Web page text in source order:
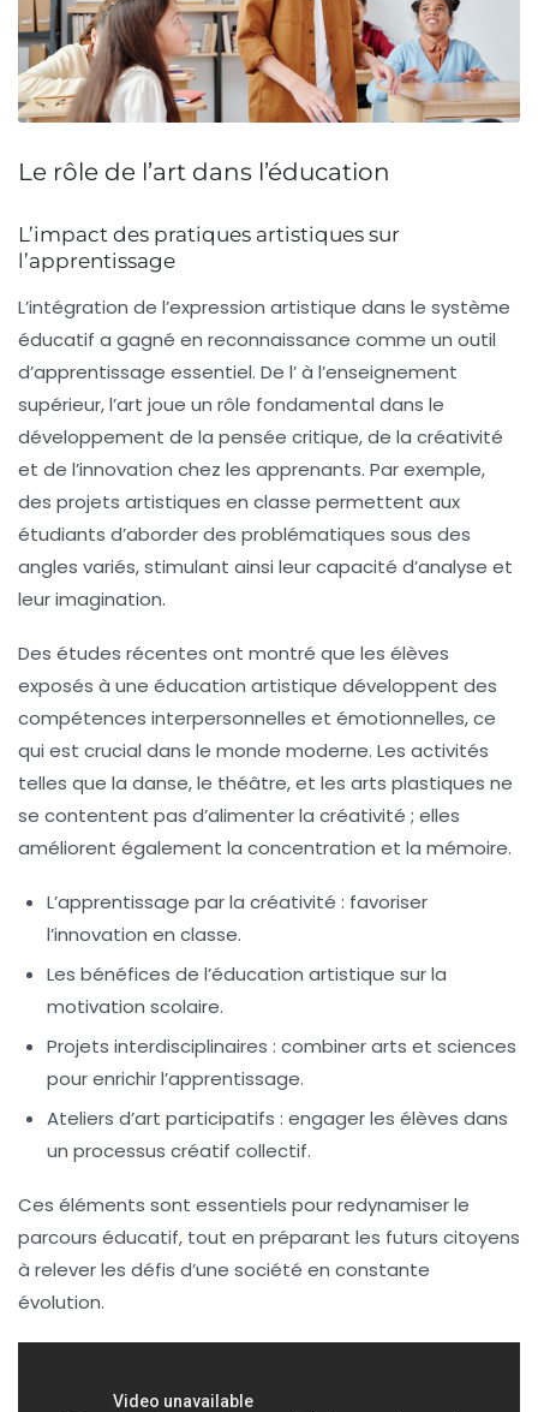
Le rôle de l’art dans l’éducation
L’impact des pratiques artistiques sur
l’apprentissage
L’intégration de l’expression artistique dans le système
éducatif a gagné en reconnaissance comme un outil
d’apprentissage essentiel. De l’à l’enseignement
supérieur, l’art joue un rôle fondamental dans le
développement de la pensée critique, de la créativité
et de l’innovation chez les apprenants. Par exemple,
des projets artistiques en classe permettent aux
étudiants d’aborder des problématiques sous des
angles variés, stimulant ainsi leur capacité d’analyse et
leur imagination.
Des études récentes ont montré que les élèves
exposés à une éducation artistique développent des
compétences interpersonnelles et émotionnelles, ce
qui est crucial dans le monde moderne. Les activités
telles que la danse, le théâtre, et les arts plastiques ne
se contentent pas d’alimenter la créativité ; elles
améliorent également la concentration et la mémoire.
L’apprentissage par la créativité : favoriser
l’innovation en classe.
Les bénéfices de l’éducation artistique sur la
motivation scolaire.
Projets interdisciplinaires : combiner arts et sciences
pour enrichir l’apprentissage.
Ateliers d’art participatifs : engager les élèves dans
un processus créatif collectif.
Ces éléments sont essentiels pour redynamiser le
parcours éducatif, tout en préparant les futurs citoyens
à relever les défis d’une société en constante
évolution.